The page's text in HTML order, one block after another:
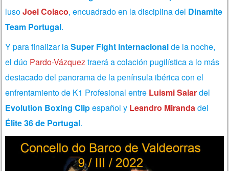
lusoJoel Colaco, encuadrado en la disciplina del Dinamite
Team Portugal.
Y para finalizar laSuper Fight Internacionalde la noche,
el dúo Pardo-Vázqueztraerá a colación pugilística a lo más
destacado del panorama de la península ibérica con el
enfrentamiento de K1 Profesional entre Luismi Salardel
Evolution Boxing Clipespañol y Leandro Mirandadel
Élite 36 de Portugal.